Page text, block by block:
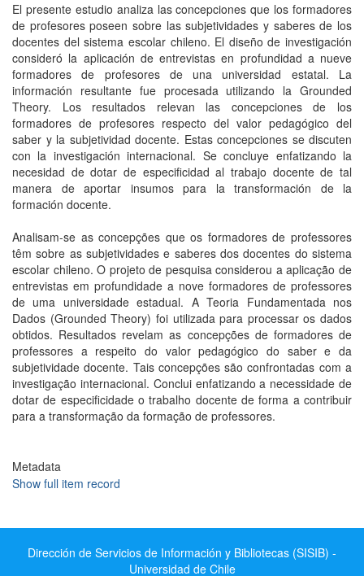
El presente estudio analiza las concepciones que los formadores
de profesores poseen sobre las subjetividades y saberes de los
docentes del sistema escolar chileno. El diseño de investigación
consideró la aplicación de entrevistas en profundidad a nueve
formadores de profesores de una universidad estatal. La
información resultante fue procesada utilizando la Grounded
Theory. Los resultados relevan las concepciones de los
formadores de profesores respecto del valor pedagógico del
saber y la subjetividad docente. Estas concepciones se discuten
con la investigación internacional. Se concluye enfatizando la
necesidad de dotar de especificidad al trabajo docente de tal
manera de aportar insumos para la transformación de la
formación docente.
Analisam-se as concepções que os formadores de professores
têm sobre as subjetividades e saberes dos docentes do sistema
escolar chileno. O projeto de pesquisa considerou a aplicação de
entrevistas em profundidade a nove formadores de professores
de uma universidade estadual. A Teoria Fundamentada nos
Dados (Grounded Theory) foi utilizada para processar os dados
obtidos. Resultados revelam as concepções de formadores de
professores a respeito do valor pedagógico do saber e da
subjetividade docente. Tais concepções são confrontadas com a
investigação internacional. Conclui enfatizando a necessidade de
dotar de especificidade o trabalho docente de forma a contribuir
para a transformação da formação de professores.
Metadata
Show full item record
Dirección de Servicios de Información y Bibliotecas (SISIB) -
Universidad de Chile